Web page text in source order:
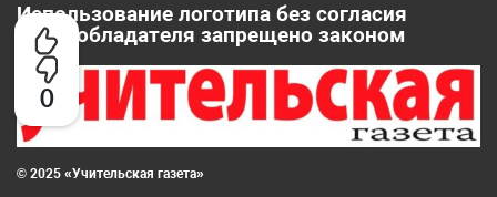
0
Использование логотипа без согласия
правообладателя запрещено законом
© 2025 «Учительская газета»